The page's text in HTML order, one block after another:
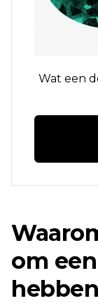
Wat een
om